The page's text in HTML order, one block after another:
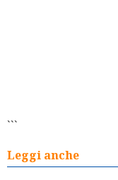
```
Leggi anche